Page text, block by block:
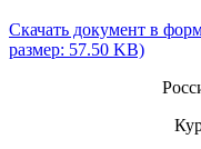
Скачать документ в
размер: 57.50 KB)